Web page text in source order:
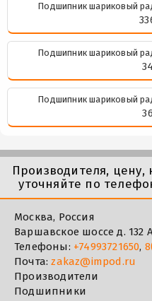
Подшипник шариковый
Подшипник шариковый
Подшипник шариковый
Производителя,
уточняйте по
Москва, Россия
Варшавское шоссе д. 132
Телефоны: +74993721650,
Почта:zakaz@impod.ru
Производители
Подшипники